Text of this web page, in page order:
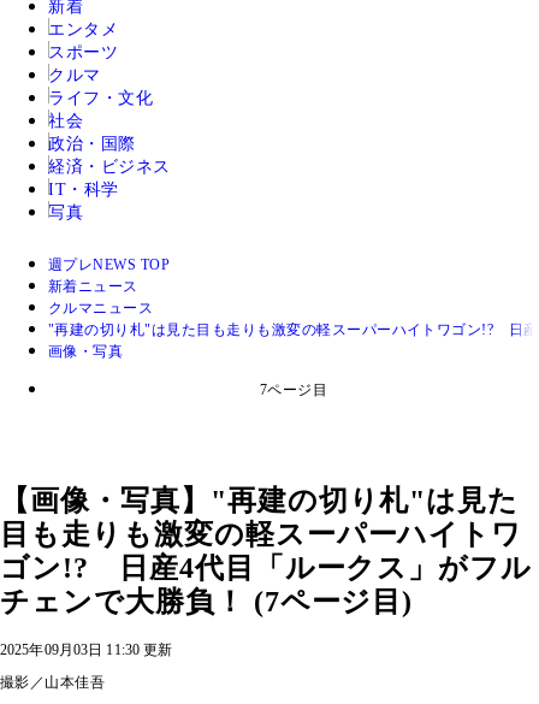
新着
エンタメ
スポーツ
クルマ
ライフ・文化
社会
政治・国際
経済・ビジネス
IT・科学
写真
週プレNEWS TOP
新着ニュース
クルマニュース
"再建の切り札"は見た目も走りも激変の軽スーパーハイトワゴン!? 日
画像・写真
7ページ目
【画像・写真】"再建の切り札"は見た
目も走りも激変の軽スーパーハイトワ
ゴン!? 日産4代目「ルークス」がフル
チェンで大勝負！ (7ページ目)
2025年09月03日 11:30 更新
撮影／山本佳吾